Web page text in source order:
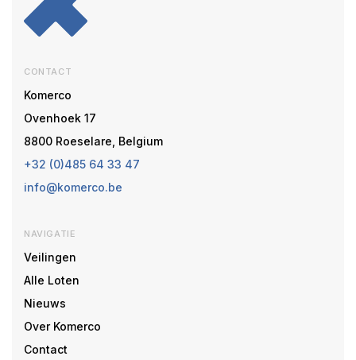
CONTACT
Komerco
Ovenhoek 17
8800 Roeselare, Belgium
+32 (0)485 64 33 47
info@komerco.be
NAVIGATIE
Veilingen
Alle Loten
Nieuws
Over Komerco
Contact